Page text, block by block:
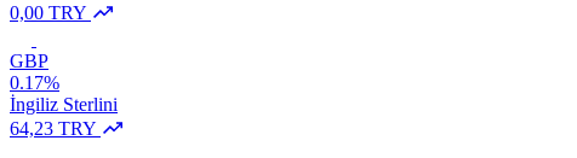
0,00 TRY
GBP
0.17%
İngiliz Sterlini
64,23 TRY